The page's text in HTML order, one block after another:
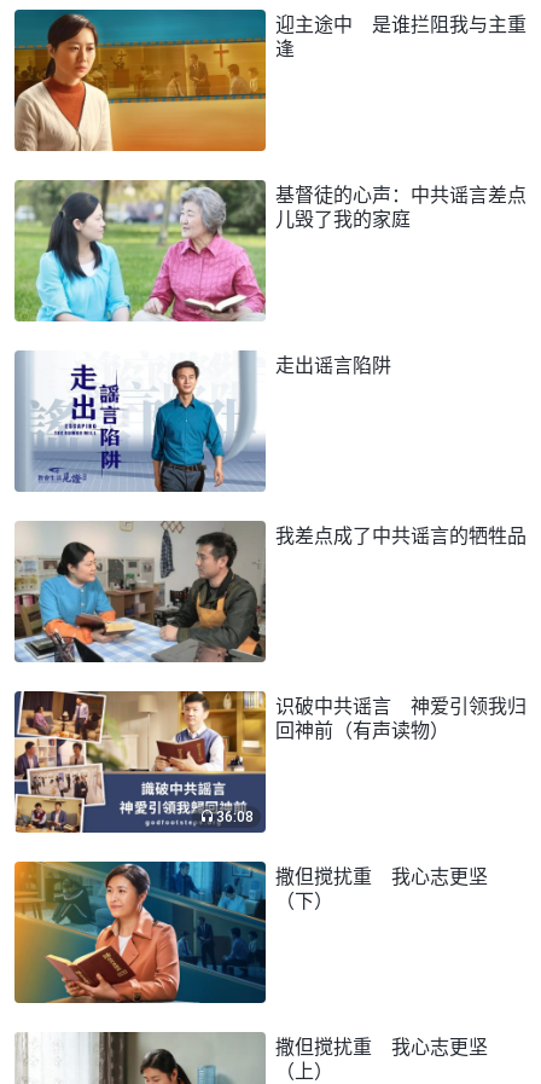
迎主途中 是谁拦阻我与主重
逢
基督徒的心声：中共谣言差点
儿毁了我的家庭
走出谣言陷阱
我差点成了中共谣言的牺牲品
36:08
识破中共谣言 神爱引领我归
回神前（有声读物）
撒但搅扰重 我心志更坚
（下）
撒但搅扰重 我心志更坚
（上）